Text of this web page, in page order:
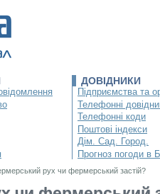
ДОВІДНИКИ
Підприємства та
Телефонні
Телефонні коди
Поштові індекси
Дім. Сад. Город.
Прогноз погоди в
рух чи фермерський застій?